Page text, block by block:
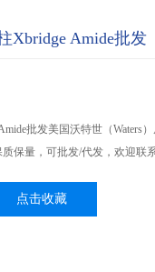
Xbridge Amide批发
批发美国沃特世（Waters
保量，可批发/代发，欢迎联系
点击收藏